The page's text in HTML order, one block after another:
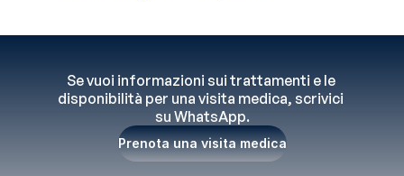
Se vuoi informazioni sui trattamenti e le
disponibilità per una visita medica, scrivici
su WhatsApp.
Prenota una visita medica